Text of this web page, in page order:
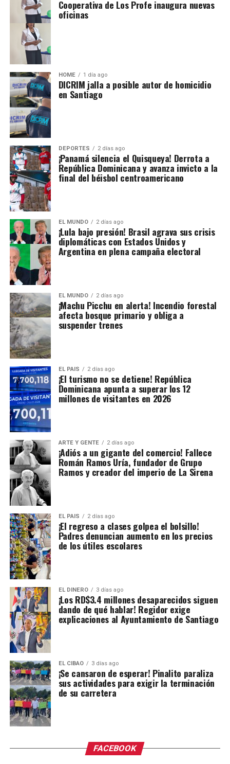
Cooperativa de Los Profe inaugura nuevas
oficinas
HOME 1 día ago
DICRIM jalla a posible autor de homicidio
en Santiago
DEPORTES 2 días ago
¡Panamá silencia el Quisqueya! Derrota a
República Dominicana y avanza invicto a la
final del béisbol centroamericano
EL MUNDO 2 días ago
¡Lula bajo presión! Brasil agrava sus crisis
diplomáticas con Estados Unidos y
Argentina en plena campaña electoral
EL MUNDO 2 días ago
¡Machu Picchu en alerta! Incendio forestal
afecta bosque primario y obliga a
suspender trenes
EL PAIS 2 días ago
¡El turismo no se detiene! República
Dominicana apunta a superar los 12
millones de visitantes en 2026
ARTE Y GENTE 2 días ago
¡Adiós a un gigante del comercio! Fallece
Román Ramos Uría, fundador de Grupo
Ramos y creador del imperio de La Sirena
EL PAIS 2 días ago
¡El regreso a clases golpea el bolsillo!
Padres denuncian aumento en los precios
de los útiles escolares
EL DINERO 3 días ago
¡Los RD$3.4 millones desaparecidos siguen
dando de qué hablar! Regidor exige
explicaciones al Ayuntamiento de Santiago
EL CIBAO 3 días ago
¡Se cansaron de esperar! Pinalito paraliza
sus actividades para exigir la terminación
de su carretera
FACEBOOK